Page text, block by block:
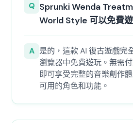
Q Sprunki Wenda
World Style 可以免費
A 是的，這款 AI 復古遊戲完
瀏覽器中免費遊玩。無需
即可享受完整的音樂創作
可用的角色和功能。